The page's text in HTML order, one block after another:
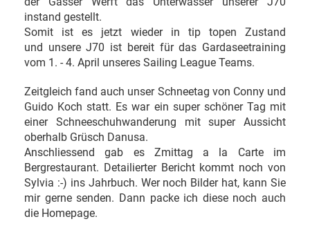
instand gestellt.
Somit ist es jetzt wieder in tip topen Zustand
und unsere J70 ist bereit für das Gardaseetraining
vom 1. - 4. April unseres Sailing League Teams.
Zeitgleich fand auch unser Schneetag von Conny und
Guido Koch statt. Es war ein super schöner Tag mit
einer Schneeschuhwanderung mit super Aussicht
oberhalb Grüsch Danusa.
Anschliessend gab es Zmittag a la Carte im
Bergrestaurant. Detailierter Bericht kommt noch von
Sylvia :-) ins Jahrbuch. Wer noch Bilder hat, kann Sie
mir gerne senden. Dann packe ich diese noch auch
die Homepage.